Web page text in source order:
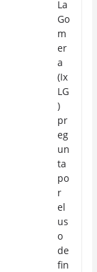
La
Go
m
er
a
(Ix
LG
)
pr
eg
un
ta
po
r
el
us
o
de
fin